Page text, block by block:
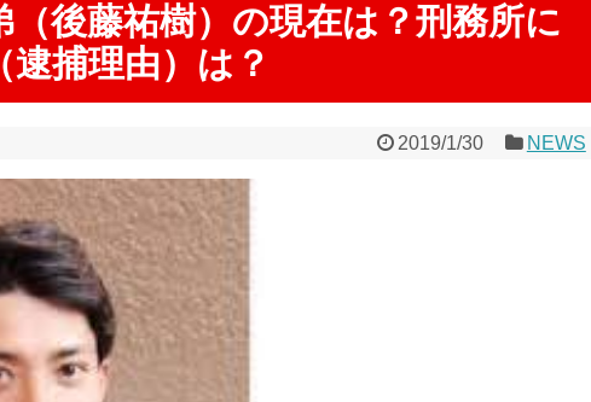
（後藤祐樹）の現在は？刑務所に
逮捕理由）は？
2019/1/30 NEWS